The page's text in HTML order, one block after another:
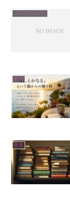
ライフスタイル
投資
投資